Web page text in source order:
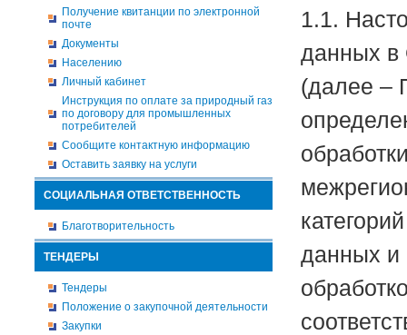
Получение квитанции по электронной
почте
Документы
Населению
Личный кабинет
Инструкция по оплате за природный газ
по договору для промышленных
потребителей
Сообщите контактную информацию
Оставить заявку на услуги
СОЦИАЛЬНАЯ ОТВЕТСТВЕННОСТЬ
Благотворительность
ТЕНДЕРЫ
Тендеры
Положение о закупочной деятельности
Закупки
1.1.
данных в
(далее –
данных и